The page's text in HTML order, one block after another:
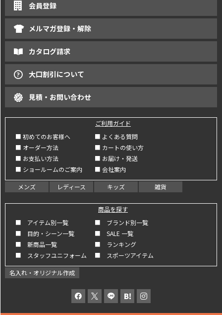
会員登録
メルマガ登録・解除
カタログ請求
大口割引について
見積・お問い合わせ
ご利用ガイド
■ 初めてのお客様へ
■ よくある質問
■ オーダー方法
■ カートの使い方
■ お支払い方法
■ お届け・発送
■ ショールームのご案内
■ 会社案内
メンズ レディース キッズ 雑貨
商品を探す
■ アイテム別一覧
■ ブランド別一覧
■ 目的・シーン一覧
■ SALE 一覧
■ 新商品一覧
■ ランキング
■ スタッフユニフォーム
■ スポーツアイテム
名入れ・オリジナル作成